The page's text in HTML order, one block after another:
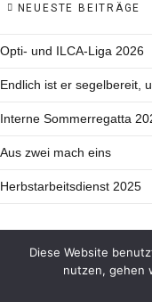
NEUESTE BEITRÄGE
Opti- und ILCA-Liga 2026
Endlich ist er segelbereit,
Interne Sommerregatta
Aus zwei mach eins
Herbstarbeitsdienst 2025
Diese Website
nutzen, gehen